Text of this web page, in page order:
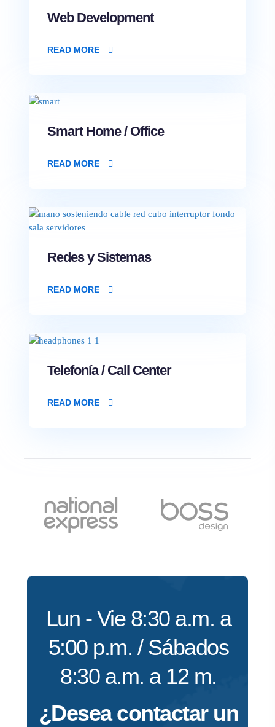
Web Development
READ MORE
Smart Home / Office
READ MORE
Redes y Sistemas
READ MORE
Telefonía / Call Center
READ MORE
Lun - Vie 8:30 a.m. a
5:00 p.m. / Sábados
8:30 a.m. a 12 m.
¿Desea contactar un